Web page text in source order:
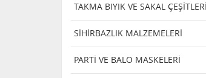
TAKMA BIYIK VE SAKAL ÇEŞİTLERİ
SİHİRBAZLIK MALZEMELERİ
PARTİ VE BALO MASKELERİ